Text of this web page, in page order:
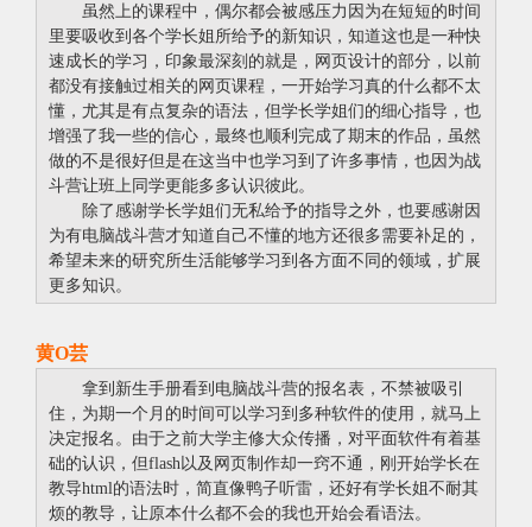
虽然上的课程中，偶尔都会被感压力因为在短短的时间
里要吸收到各个学长姐所给予的新知识，知道这也是一种快
速成长的学习，印象最深刻的就是，网页设计的部分，以前
都没有接触过相关的网页课程，一开始学习真的什么都不太
懂，尤其是有点复杂的语法，但学长学姐们的细心指导，也
增强了我一些的信心，最终也顺利完成了期末的作品，虽然
做的不是很好但是在这当中也学习到了许多事情，也因为战
斗营让班上同学更能多多认识彼此。
除了感谢学长学姐们无私给予的指导之外，也要感谢因
为有电脑战斗营才知道自己不懂的地方还很多需要补足的，
希望未来的研究所生活能够学习到各方面不同的领域，扩展
更多知识。
黄O芸
拿到新生手册看到电脑战斗营的报名表，不禁被吸引
住，为期一个月的时间可以学习到多种软件的使用，就马上
决定报名。由于之前大学主修大众传播，对平面软件有着基
础的认识，但flash以及网页制作却一窍不通，刚开始学长在
教导html的语法时，简直像鸭子听雷，还好有学长姐不耐其
烦的教导，让原本什么都不会的我也开始会看语法。